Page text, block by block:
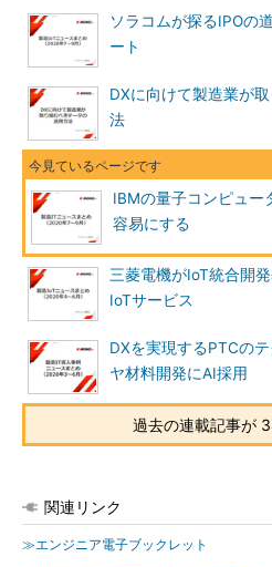
ソラコムが探るIPOの
ート
DXに向けて製造業が
法
IBMの量子コンピュー
容易にする
三菱電機がIoT統合開
IoTサービス
DXを実現するPTCの
ヤ材料開発にAI採用
過去の連載記事が
関連リンク
≫エンジニア電子ブックレット